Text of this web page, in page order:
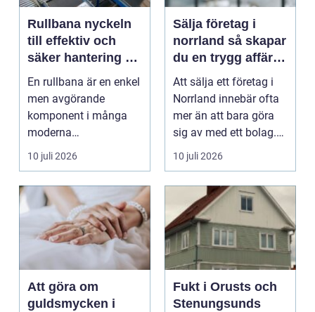
Rullbana nyckeln
till effektiv och
säker hantering av
gods
En rullbana är en enkel
men avgörande
komponent i många
moderna
verksamheter. Den
används för att fl...
10 juli 2026
Sälja företag i
norrland så skapar
du en trygg affär
från start till mål
Att sälja ett företag i
Norrland innebär ofta
mer än att bara göra
sig av med ett bolag.
För många ä...
10 juli 2026
Att göra om
guldsmycken i
Fukt i Orusts och
Stenungsunds